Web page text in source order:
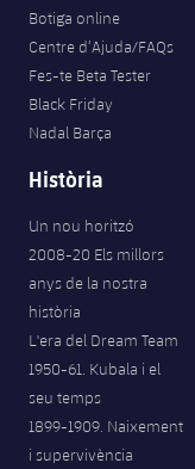
Botiga online
Centre d’Ajuda/FAQs
Fes-te Beta Tester
Black Friday
Nadal Barça
Història
Un nou horitzó
2008-20 Els millors
anys de la nostra
història
L'era del Dream Team
1950-61. Kubala i el
seu temps
1899-1909. Naixement
i supervivència